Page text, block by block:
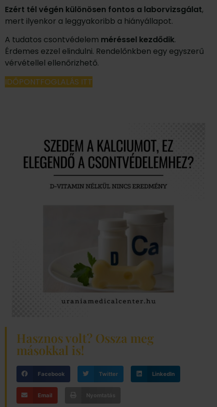
Ezért tél végén különösen fontos a laborvizsgálat,
mert ilyenkor a leggyakoribb a hiányállapot.
A tudatos csontvédelem méréssel kezdődik.
Érdemes ezzel elindulni. Rendelőnkben egy egyszerű
vérvétellel ellenőrizhető.
IDŐPONTFOGLALÁS ITT
Hasznos volt? Ossza meg
másokkal is!
Facebook Twitter LinkedIn
Email Nyomtatás